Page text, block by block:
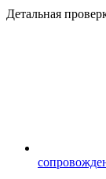
Детальная